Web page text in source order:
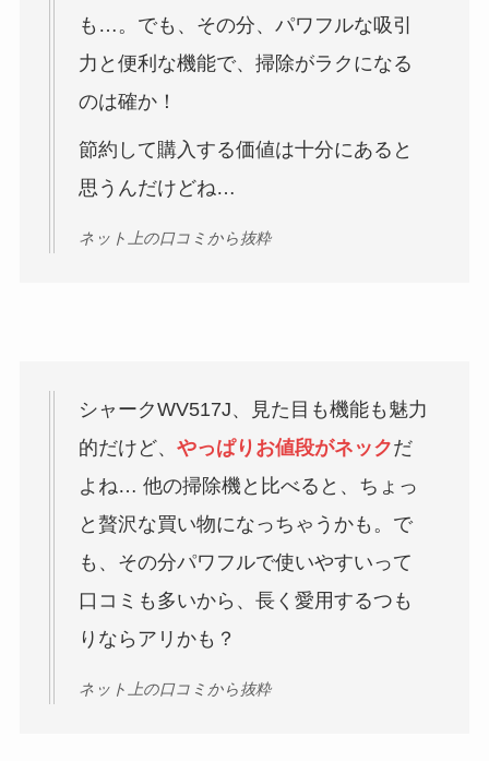
も…。でも、その分、パワフルな吸引
力と便利な機能で、掃除がラクになる
のは確か！
節約して購入する価値は十分にあると
思うんだけどね…
ネット上の口コミから抜粋
シャークWV517J、見た目も機能も魅力
的だけど、 やっぱりお値段がネックだ
よね… 他の掃除機と比べると、ちょっ
と贅沢な買い物になっちゃうかも。で
も、その分パワフルで使いやすいって
口コミも多いから、長く愛用するつも
りならアリかも？
ネット上の口コミから抜粋